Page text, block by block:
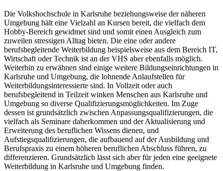
Die Volkshochschule in Karlsruhe beziehungsweise der näheren
Umgebung hält eine Vielzahl an Kursen bereit, die vielfach dem
Hobby-Bereich gewidmet sind und somit einen Ausgleich zum
zuweilen stressigen Alltag bieten. Die eine oder andere
berufsbegleitende Weiterbildung beispielsweise aus dem Bereich IT,
Wirtschaft oder Technik ist an der VHS aber ebenfalls möglich.
Weiterhin zu erwähnen sind einige weitere Bildungseinrichtungen in
Karlsruhe und Umgebung, die lohnende Anlaufstellen für
Weiterbildungsinteressierte sind. In Vollzeit oder auch
berufsbegleitend in Teilzeit winken Menschen aus Karlsruhe und
Umgebung so diverse Qualifizierungsmöglichkeiten. Im Zuge
dessen ist grundsätzlich zwischen Anpassungsqualifizierungen, die
vielfach als Seminare daherkommen und der Aktualisierung und
Erweiterung des beruflichen Wissens dienen, und
Aufstiegsqualifizierungen, die aufbauend auf der Ausbildung und
Berufspraxis zu einem höheren beruflichen Abschluss führen, zu
differenzieren. Grundsätzlich lässt sich aber für jeden eine geeignete
Weiterbildung in Karlsruhe und Umgebung finden.